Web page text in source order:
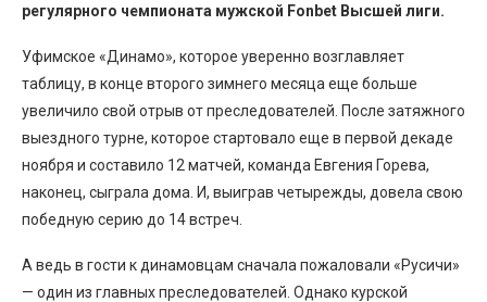
регулярного чемпионата мужской Fonbet Высшей лиги.
Уфимское «Динамо», которое уверенно возглавляет
таблицу, в конце второго зимнего месяца еще больше
увеличило свой отрыв от преследователей. После затяжного
выездного турне, которое стартовало еще в первой декаде
ноября и составило 12 матчей, команда Евгения Горева,
наконец, сыграла дома. И, выиграв четырежды, довела свою
победную серию до 14 встреч.
А ведь в гости к динамовцам сначала пожаловали «Русичи»
— один из главных преследователей. Однако курской